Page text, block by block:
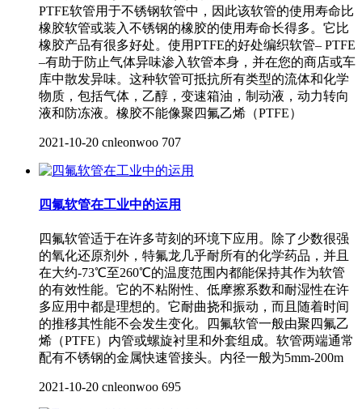
PTFE软管用于不锈钢软管中，因此该软管的使用寿命比
橡胶软管或装入不锈钢的橡胶的使用寿命长得多。它比
橡胶产品有很多好处。使用PTFE的好处编织软管– PTFE
–有助于防止气体异味渗入软管本身，并在您的商店或车
库中散发异味。这种软管可抵抗所有类型的流体和化学
物质，包括气体，乙醇，变速箱油，制动液，动力转向
液和防冻液。橡胶不能像聚四氟乙烯（PTFE）
2021-10-20 cnleonwoo 707
四氟软管在工业中的运用
四氟软管适于在许多苛刻的环境下应用。除了少数很强
的氧化还原剂外，特氟龙几乎耐所有的化学药品，并且
在大约-73℃至260℃的温度范围内都能保持其作为软管
的有效性能。它的不粘附性、低摩擦系数和耐湿性在许
多应用中都是理想的。它耐曲挠和振动，而且随着时间
的推移其性能不会发生变化。四氟软管一般由聚四氟乙
烯（PTFE）内管或螺旋衬里和外套组成。软管两端通常
配有不锈钢的金属快速管接头。内径一般为5mm-200m
2021-10-20 cnleonwoo 695